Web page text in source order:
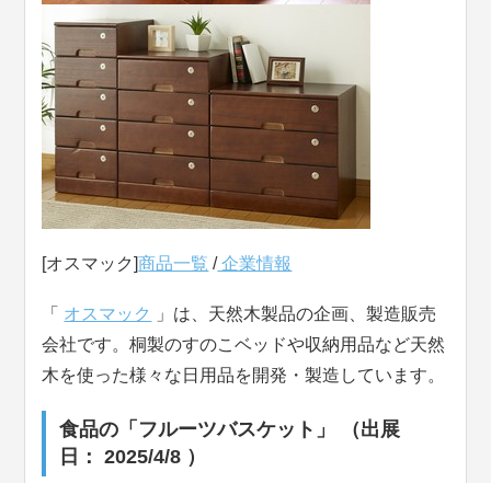
[オスマック]商品一覧 /企業情報
「 オスマック
」は、天然木製品の企画、製造販売
会社です。桐製のすのこベッドや収納用品など天然
木を使った様々な日用品を開発・製造しています。
食品の「フルーツバスケット」 （出展
日： 2025/4/8 ）